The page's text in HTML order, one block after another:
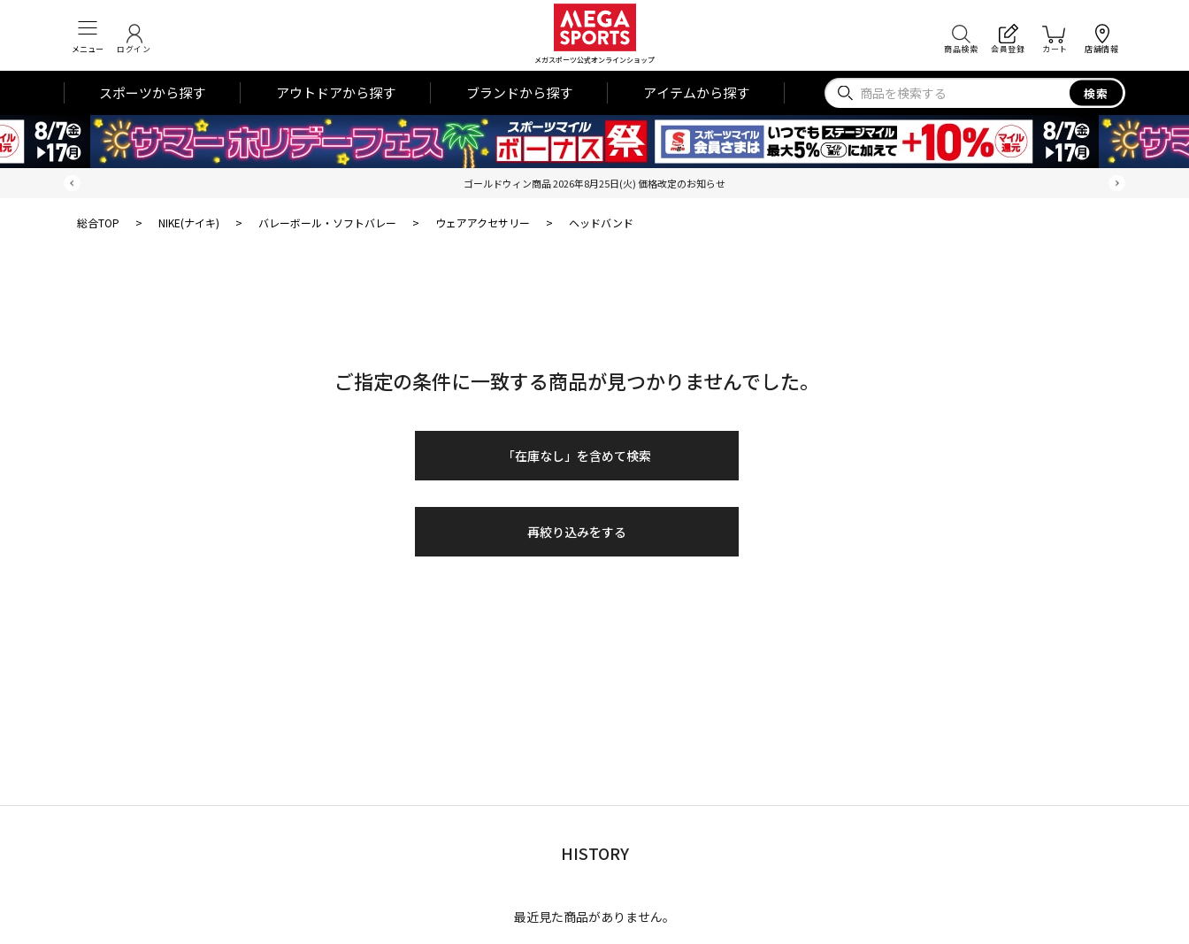
メニュー ログイン
メガスポーツ公式オンラインショップ
商品検索 会員登録 カート 店舗情報
スポーツから探す アウトドアから探す ブランドから探す アイテムから探す 検索
ゴールドウィン商品 2026年8月25日(火) 価格改定のお知らせ
総合TOP > NIKE(ナイキ) > バレーボール・ソフトバレー > ウェアアクセサリー > ヘッドバンド
ご指定の条件に一致する商品が見つかりませんでした。
「在庫なし」を含めて検索
再絞り込みをする
HISTORY
最近見た商品がありません。